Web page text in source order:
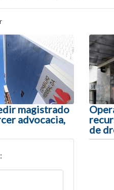
posts
magistrado
advocacia,
de